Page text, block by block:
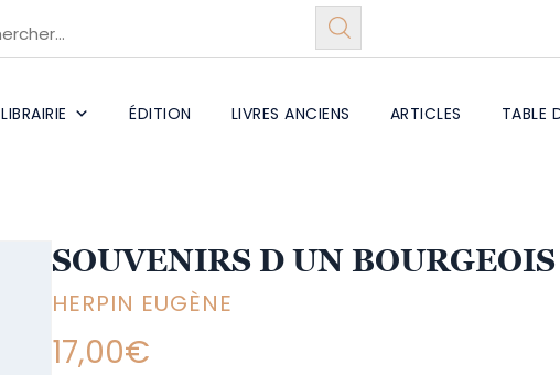
LIBRAIRIE ÉDITION LIVRES ANCIENS ARTICLES TABLE
SOUVENIRS D UN
HERPIN EUGÈNE
17,00€